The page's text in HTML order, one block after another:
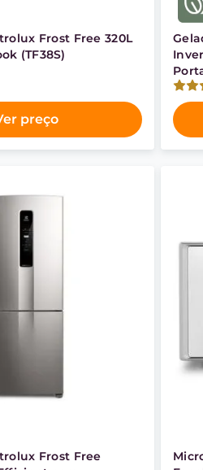
Frost Free 320L
(TF38S)
preço
Frost Free